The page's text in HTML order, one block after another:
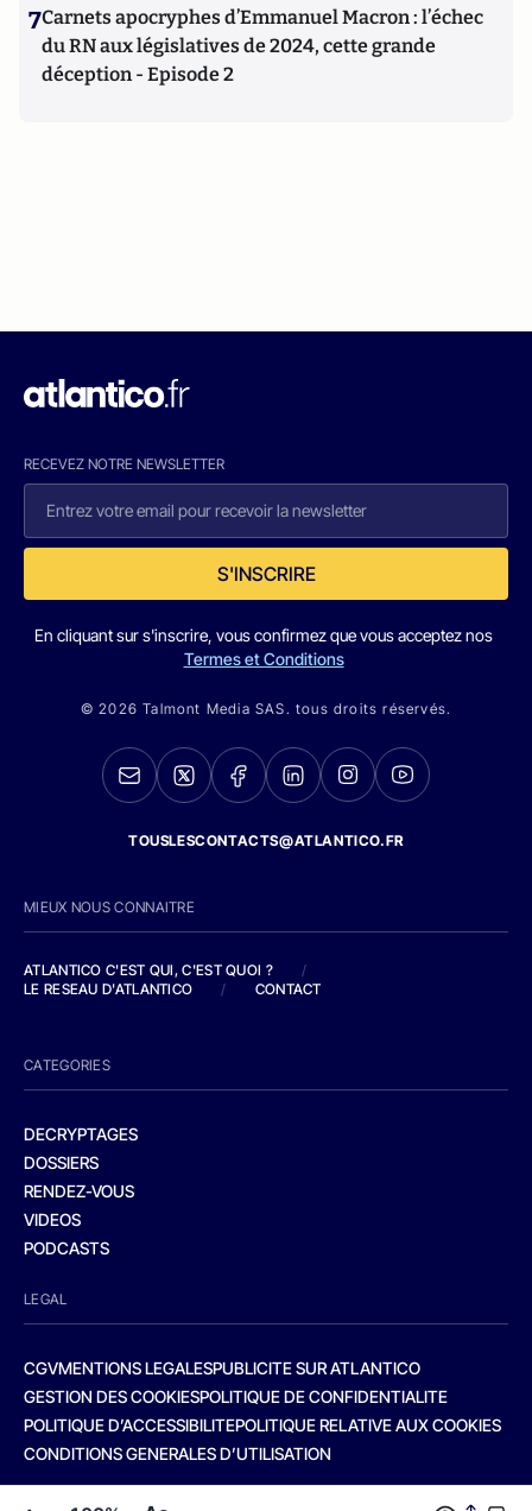
7Carnets apocryphes d’Emmanuel Macron : l’échec
du RN aux législatives de 2024, cette grande
déception - Episode 2
RECEVEZ NOTRE NEWSLETTER
S'INSCRIRE
En cliquant sur s'inscrire, vous confirmez que vous acceptez nos
Termes et Conditions
© 2026 Talmont Media SAS. tous droits réservés.
TOUSLESCONTACTS@ATLANTICO.FR
MIEUX NOUS CONNAITRE
ATLANTICO C'EST QUI, C'EST QUOI ?
/
LE RESEAU D'ATLANTICO
/ CONTACT
CATEGORIES
DECRYPTAGES
DOSSIERS
RENDEZ-VOUS
VIDEOS
PODCASTS
LEGAL
CGVMENTIONS LEGALESPUBLICITE SUR ATLANTICO
GESTION DES COOKIESPOLITIQUE DE CONFIDENTIALITE
POLITIQUE D’ACCESSIBILITEPOLITIQUE RELATIVE AUX COOKIES
CONDITIONS GENERALES D’UTILISATION